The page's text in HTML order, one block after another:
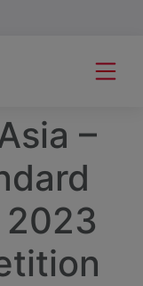
–
2023